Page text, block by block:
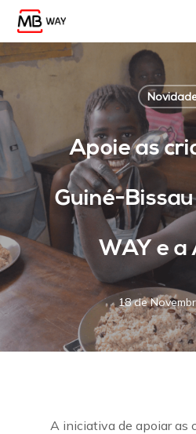
Skip
main
Apoie as
Guiné-Bissau
WAY e a
18 de
A iniciativa de apoiar as